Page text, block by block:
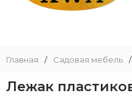
Главная / Садовая мебель /
Лежак